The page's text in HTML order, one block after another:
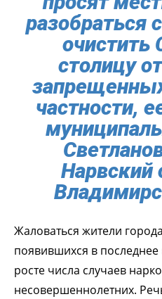
разобраться
очистить
столицу
частности,
Нарвский
Жаловаться жители
появившихся в
росте числа случаев
несовершеннолетних.